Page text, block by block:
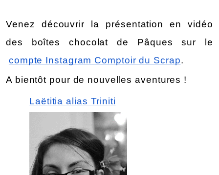
Venez découvrir la présentation en vidéo
des boîtes chocolat de Pâques sur le
compte Instagram Comptoir du Scrap.
A bientôt pour de nouvelles aventures !
Laëtitia alias Triniti